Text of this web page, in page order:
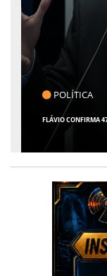
CONFIRMA 47 APOIOS AO